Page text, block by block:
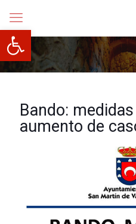
Abrir barra de herramientas
Bando:
aumento de